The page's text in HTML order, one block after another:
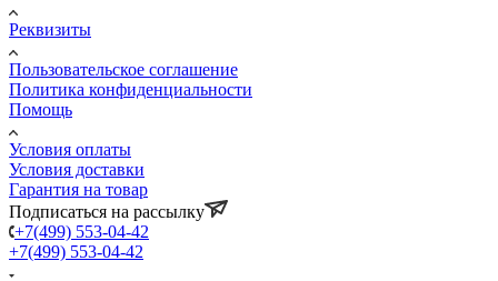
Реквизиты
Пользовательское соглашение
Политика конфиденциальности
Помощь
Условия оплаты
Условия доставки
Гарантия на товар
Подписаться на рассылку
+7(499) 553-04-42
+7(499) 553-04-42